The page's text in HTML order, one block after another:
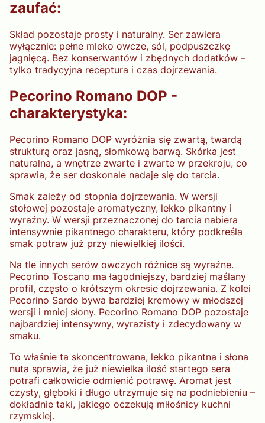
zaufać:
Skład pozostaje prosty i naturalny. Ser zawiera
wyłącznie: pełne mleko owcze, sól, podpuszczkę
jagnięcą. Bez konserwantów i zbędnych dodatków –
tylko tradycyjna receptura i czas dojrzewania.
Pecorino Romano DOP -
charakterystyka:
Pecorino Romano DOP wyróżnia się zwartą, twardą
strukturą oraz jasną, słomkową barwą. Skórka jest
naturalna, a wnętrze zwarte i zwarte w przekroju, co
sprawia, że ser doskonale nadaje się do tarcia.
Smak zależy od stopnia dojrzewania. W wersji
stołowej pozostaje aromatyczny, lekko pikantny i
wyraźny. W wersji przeznaczonej do tarcia nabiera
intensywnie pikantnego charakteru, który podkreśla
smak potraw już przy niewielkiej ilości.
Na tle innych serów owczych różnice są wyraźne.
Pecorino Toscano ma łagodniejszy, bardziej maślany
profil, często o krótszym okresie dojrzewania. Z kolei
Pecorino Sardo bywa bardziej kremowy w młodszej
wersji i mniej słony. Pecorino Romano DOP pozostaje
najbardziej intensywny, wyrazisty i zdecydowany w
smaku.
To właśnie ta skoncentrowana, lekko pikantna i słona
nuta sprawia, że już niewielka ilość startego sera
potrafi całkowicie odmienić potrawę. Aromat jest
czysty, głęboki i długo utrzymuje się na podniebieniu –
dokładnie taki, jakiego oczekują miłośnicy kuchni
rzymskiej.